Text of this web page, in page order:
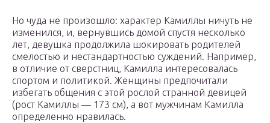
Но чуда не произошло: характер Камиллы ничуть не
изменился, и, вернувшись домой спустя несколько
лет, девушка продолжила шокировать родителей
смелостью и нестандартностью суждений. Например,
в отличие от сверстниц, Камилла интересовалась
спортом и политикой. Женщины предпочитали
избегать общения с этой рослой странной девицей
(рост Камиллы — 173 см), а вот мужчинам Камилла
определенно нравилась.